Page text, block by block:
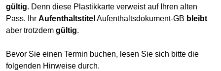
gültig. Denn diese Plastikkarte verweist auf Ihren alten
Pass. Ihr Aufenthaltstitel Aufenthaltsdokument-GB bleibt
aber trotzdem gültig.
Bevor Sie einen Termin buchen, lesen Sie sich bitte die
folgenden Hinweise durch.